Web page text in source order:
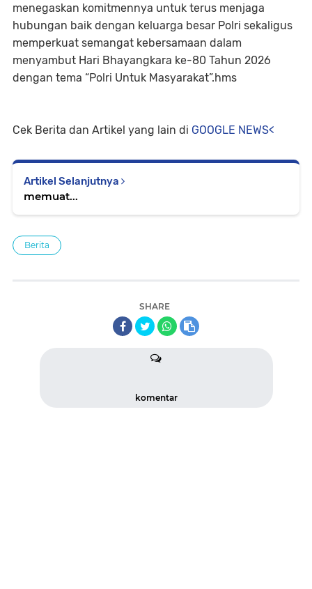
menegaskan komitmennya untuk terus menjaga
hubungan baik dengan keluarga besar Polri sekaligus
memperkuat semangat kebersamaan dalam
menyambut Hari Bhayangkara ke-80 Tahun 2026
dengan tema “Polri Untuk Masyarakat”.hms
Cek Berita dan Artikel yang lain di GOOGLE NEWS<
Artikel Selanjutnya
memuat...
Berita
SHARE
komentar